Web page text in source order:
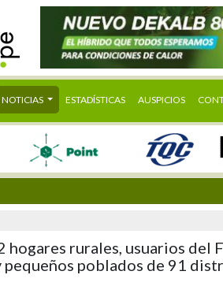
NOTICIAS ESTADÍSTICAS AUSPICIOS
hogares rurales, usuarios del
pequeños poblados de 91